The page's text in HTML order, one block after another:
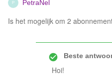
P PetraNel
Is het mogelijk om 2
Beste
Hoi!